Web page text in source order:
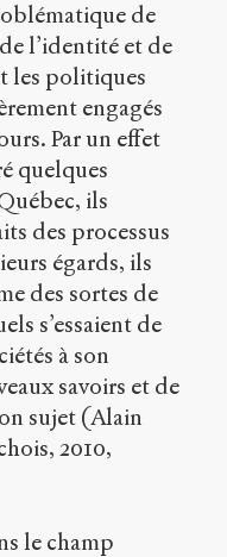
de
l’identité et de
les politiques
engagés
Par un effet
quelques
ils
des processus
égards, ils
des sortes de
s’essaient de
à son
savoirs et de
sujet (Alain
2010,
le champ